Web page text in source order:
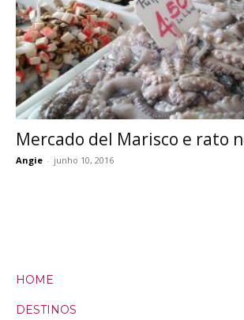
Mercado del Marisco e rato
Angie - junho 10, 2016
HOME
DESTINOS